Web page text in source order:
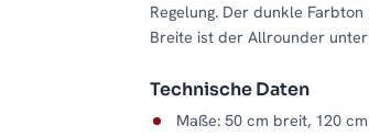
Regelung. Der dunkle
Breite ist der Allrounder
Technische Daten
Maße: 50 cm breit, 120